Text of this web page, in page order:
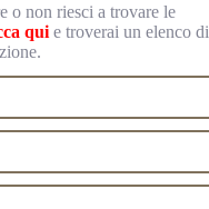
o non riesci a trovare le
qui e troverai un elenco di